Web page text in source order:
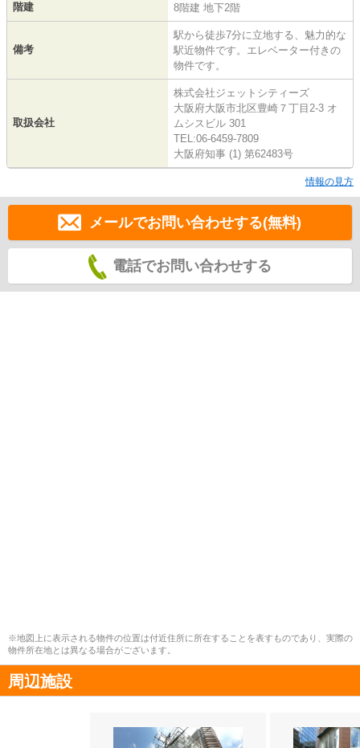
階建 8階建 地下2階
備考
駅から徒歩7分に立地する、魅力的な
駅近物件です。エレベーター付きの
物件です。
取扱会社
株式会社ジェットシティーズ
大阪府大阪市北区豊崎７丁目2-3 オ
ムシスビル 301
TEL:06-6459-7809
大阪府知事 (1) 第62483号
情報の見方
メールでお問い合わせする(無料)
電話でお問い合わせする
※地図上に表示される物件の位置は付近住所に所在することを表すものであり、実際の
物件所在地とは異なる場合がございます。
周辺施設